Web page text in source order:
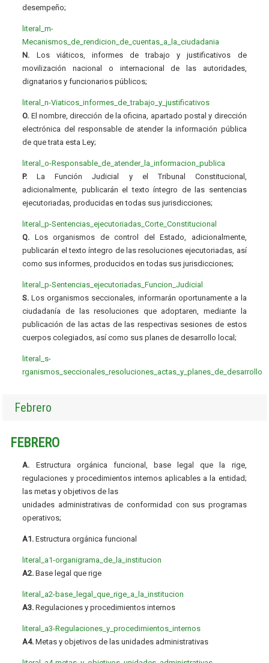
desempeño;
literal_m-
Mecanismos_de_rendicion_de_cuentas_a_la_ciudadania
N. Los viáticos, informes de trabajo y justificativos de
movilización nacional o internacional de las autoridades,
dignatarios y funcionarios públicos;
literal_n-Viaticos_informes_de_trabajo_y_justificativos
O. El nombre, dirección de la oficina, apartado postal y dirección
electrónica del responsable de atender la información pública
de que trata esta Ley;
literal_o-Responsable_de_atender_la_informacion_publica
P. La Función Judicial y el Tribunal Constitucional,
adicionalmente, publicarán el texto íntegro de las sentencias
ejecutoriadas, producidas en todas sus jurisdicciones;
literal_p-Sentencias_ejecutoriadas_Corte_Constitucional
Q. Los organismos de control del Estado, adicionalmente,
publicarán el texto íntegro de las resoluciones ejecutoriadas, así
como sus informes, producidos en todas sus jurisdicciones;
literal_p-Sentencias_ejecutoriadas_Funcion_Judicial
S. Los organismos seccionales, informarán oportunamente a la
ciudadanía de las resoluciones que adoptaren, mediante la
publicación de las actas de las respectivas sesiones de estos
cuerpos colegiados, así como sus planes de desarrollo local;
literal_s-
rganismos_seccionales_resoluciones_actas_y_planes_de_desarrollo
Febrero
FEBRERO
A. Estructura orgánica funcional, base legal que la rige,
regulaciones y procedimientos internos aplicables a la entidad;
las metas y objetivos de las
unidades administrativas de conformidad con sus programas
operativos;
A1. Estructura orgánica funcional
literal_a1-organigrama_de_la_institucion
A2. Base legal que rige
literal_a2-base_legal_que_rige_a_la_institucion
A3. Regulaciones y procedimientos internos
literal_a3-Regulaciones_y_procedimientos_internos
A4. Metas y objetivos de las unidades administrativas